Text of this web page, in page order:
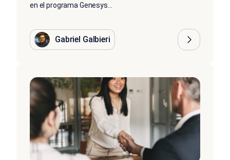
en el programa Genesys...
Gabriel Galbieri